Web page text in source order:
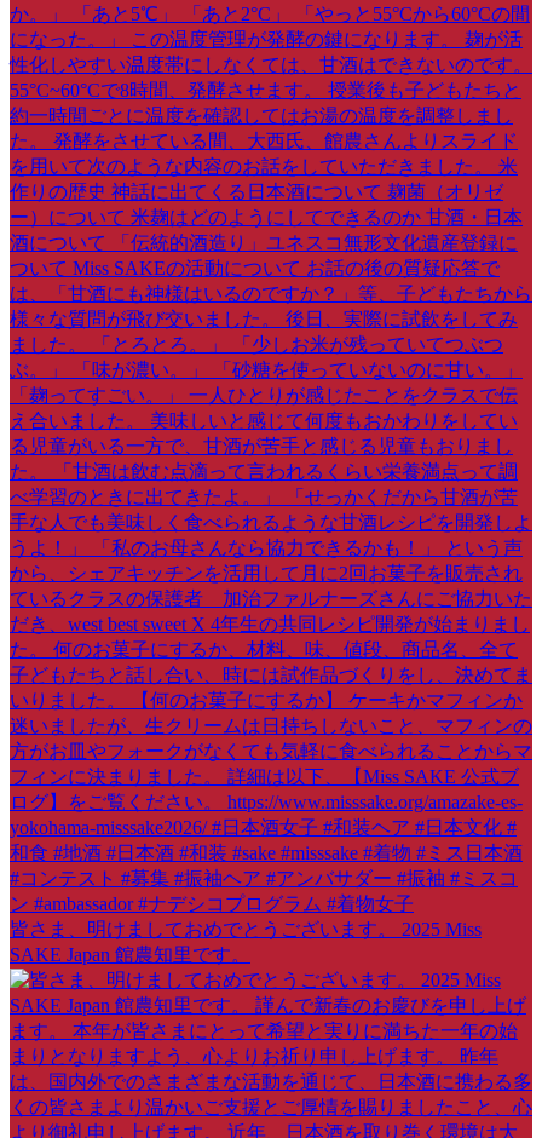
皆さま、明けましておめでとうございます。 2025 Miss
SAKE Japan 館農知里です。